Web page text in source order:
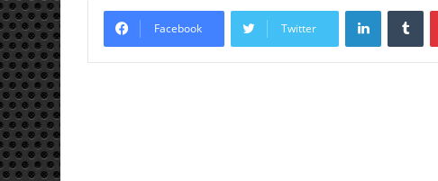
Facebook Twitter
LinkedIn